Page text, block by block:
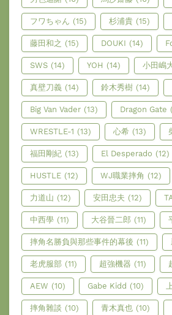
フワちゃん (15) 杉浦貴 (15)
藤田和之 (15) DOUKI (14)
SWS (14) YOH (14) 小田嶋
真壁刀義 (14) 鈴木秀樹 (14)
Big Van Vader (13) Dragon Gate
WRESTLE-1 (13) 心希 (13)
福田剛紀 (13) El Desperado (12)
HUSTLE (12) WJ職業摔角 (12)
力道山 (12) 安田忠夫 (12)
中西學 (11) 大谷晉二郎 (11)
摔角名勝負與那些事件的幕後 (11)
老虎服部 (11) 超強機器 (11)
AEW (10) Gabe Kidd (10)
摔角雜談 (10) 青木真也 (10)